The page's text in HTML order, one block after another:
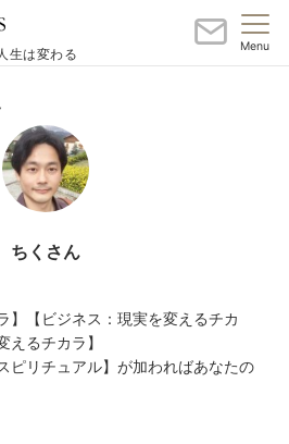
生は変わる
Menu
ちくさん
】【ビジネス：現実を変えるチカ
えるチカラ】
ピリチュアル】が加わればあなたの